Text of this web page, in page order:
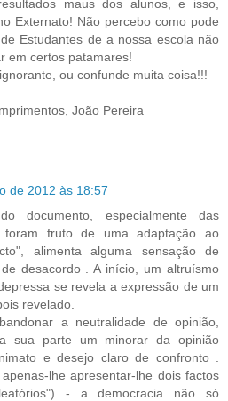
maus dos alunos, e isso,
Externato! Não percebo como pode
Estudantes de a nossa escola não
em certos patamares!
ou confunde muita coisa!!!
João Pereira
de 2012 às 18:57
documento, especialmente das
foram fruto de uma adaptação ao
alimenta alguma sensação de
desacordo . A início, um altruísmo
se revela a expressão de um
revelado.
a neutralidade de opinião,
sua parte um minorar da opinião
e desejo claro de confronto .
lhe apresentar-lhe dois factos
- a democracia não só